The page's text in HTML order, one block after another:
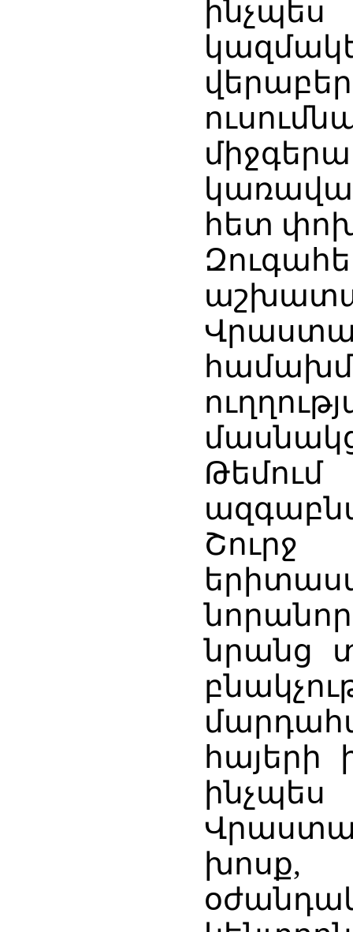
հետ
նրանց
ինչպես